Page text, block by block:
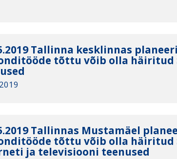
Tallinna kesklinnas
tõttu võib olla häiritud
Tallinnas Mustamäel
tõttu võib olla häiritud
ja televisiooni teenused